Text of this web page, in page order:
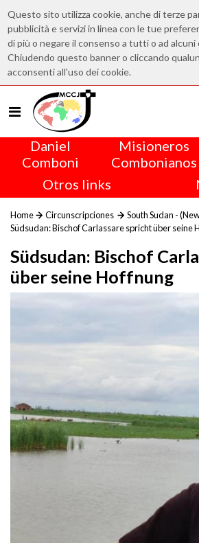
Questo sito utilizza cookie, anche di terze
pubblicità e servizi in linea con le tue
di più o negare il consenso a tutti o ad alcuni
Chiudendo questo banner o cliccando
acconsenti all'uso dei cookie.
Daniel
Comboni
Misioneros
Combonianos
Otros links
Home Circunscripciones
South Sudan -
Südsudan: Bischof Carlassare spricht über seine
Südsudan: Bischof
über seine Hoffnung